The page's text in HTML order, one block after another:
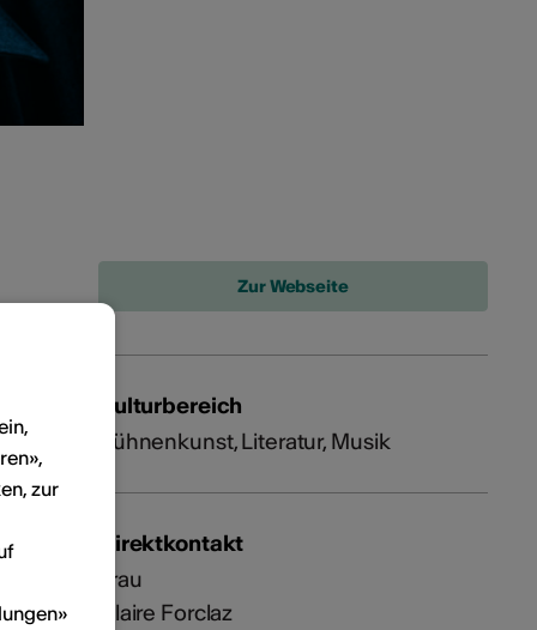
Kulturbereich
Bühnenkunst, Literatur, Musik
Direktkontakt
Frau
Claire Forclaz
zur